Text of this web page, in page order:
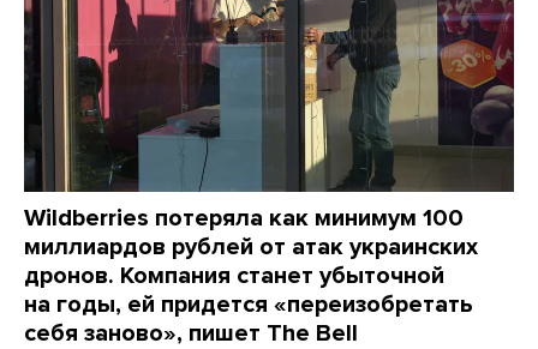
Wildberries потеряла как минимум 100
миллиардов рублей от атак украинских
дронов. Компания станет убыточной
на годы, ей придется «переизобретать
себя заново», пишет The Bell